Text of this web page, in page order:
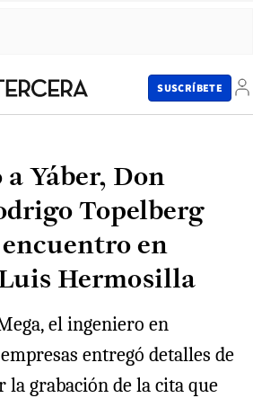
SUSCRÍBETE
Yáber, Don
Topelberg
en
Hermosilla
el ingeniero en
entregó detalles de
la grabación de la cita que